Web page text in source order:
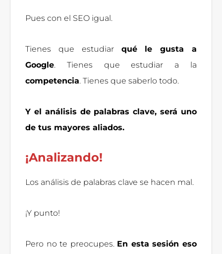
Pues con el SEO igual.
Tienes que estudiar qué le gusta a
Google. Tienes que estudiar a la
competencia. Tienes que saberlo todo.
Y el análisis de palabras clave, será uno
de tus mayores aliados.
¡Analizando!
Los análisis de palabras clave se hacen mal.
¡Y punto!
Pero no te preocupes. En esta sesión eso